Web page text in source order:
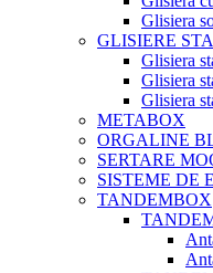
Glisiera
GLISIERE
Glisiera
Glisiera
Glisiera
METABOX
ORGALINE
SERTARE
SISTEME DE
TANDEMBOX